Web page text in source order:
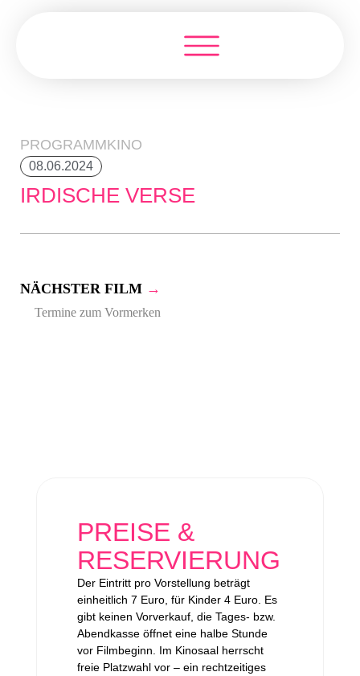
PROGRAMMKINO
08.06.2024
IRDISCHE VERSE
NÄCHSTER FILM →
Termine zum Vormerken
PREISE &
RESERVIERUNG
Der Eintritt pro Vorstellung beträgt
einheitlich 7 Euro, für Kinder 4 Euro. Es
gibt keinen Vorverkauf, die Tages- bzw.
Abendkasse öffnet eine halbe Stunde
vor Filmbeginn. Im Kinosaal herrscht
freie Platzwahl vor – ein rechtzeitiges